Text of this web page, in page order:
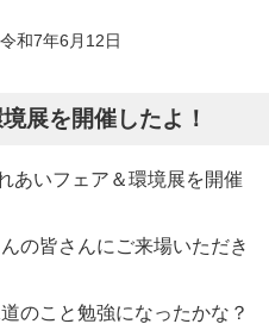
和7年6月12日
展を開催したよ！
あいフェア＆環境展を開催
の皆さんにご来場いただき
のこと勉強になったかな？